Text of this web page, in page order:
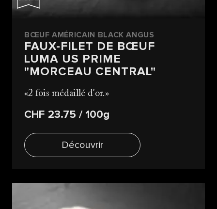
BŒUF AMÉRICAIN BLACK ANGUS
FAUX-FILET DE BŒUF
LUMA US PRIME
"MORCEAU CENTRAL"
2 fois médaillé d'or.
CHF 23.75/ 100g
Découvrir